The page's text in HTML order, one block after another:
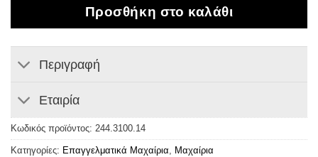
Προσθήκη στο καλάθι
Περιγραφή
Εταιρία
Κωδικός προϊόντος: 244.3100.14
Κατηγορίες: Επαγγελματικά Μαχαίρια, Μαχαίρια